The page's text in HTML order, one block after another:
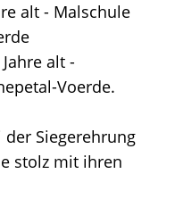
alt - Malschule
alt -
Voerde.
Siegerehrung
stolz mit ihren